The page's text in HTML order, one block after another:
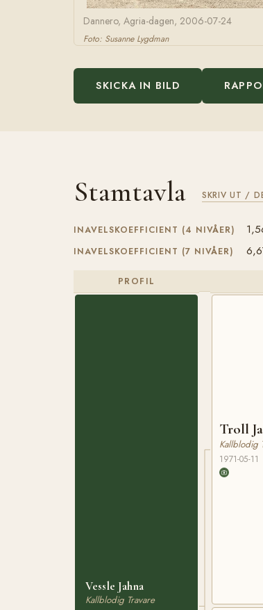
Dannero, Agria-dagen, 2006-07-24
Foto: Susanne Lygdman
SKICKA IN BILD
Stamtavla SKRIV UT /
INAVELSKOEFFICIENT (4 NIVÅER)
INAVELSKOEFFICIENT (7 NIVÅER)
PROFIL
Vessle Jahna
Kallblodig Travare
Troll
Kallblodig
1971-05-11